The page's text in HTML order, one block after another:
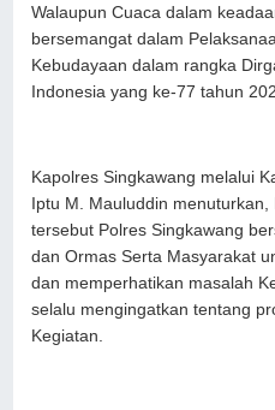
Walaupun Cuaca dalam
bersemangat dalam
Kebudayaan dalam rangka
Indonesia yang ke-77 tahun
Kapolres Singkawang melalui
Iptu M. Mauluddin
tersebut Polres Singkawang
dan Ormas Serta Masyarakat
dan memperhatikan masalah
selalu mengingatkan tentang
Kegiatan.